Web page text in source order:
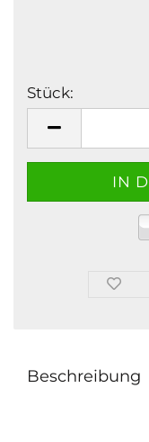
Stück:
Beschreibung